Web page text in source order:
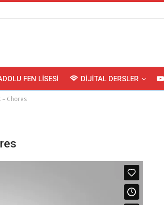
FEN LISESI DIJITAL DERSLER
– Chores